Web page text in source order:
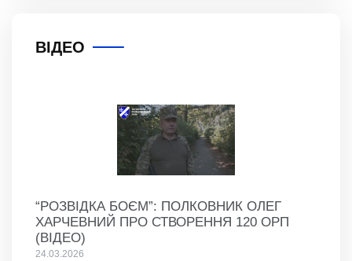
ВІДЕО
“РОЗВІДКА БОЄМ”: ПОЛКОВНИК ОЛЕГ
ХАРЧЕВНИЙ ПРО СТВОРЕННЯ 120 ОРП
(ВІДЕО)
24.03.2026